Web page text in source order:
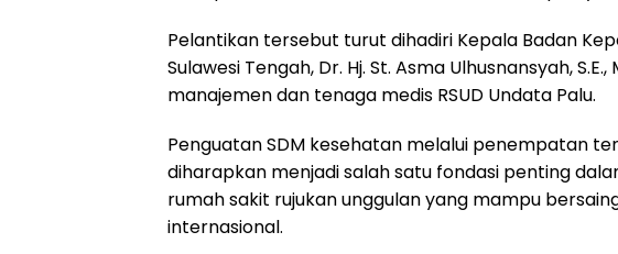
Pelantikan tersebut turut dihadiri Kepala Badan
Sulawesi Tengah, Dr. Hj. St. Asma Ulhusnansyah,
manajemen dan tenaga medis RSUD Undata Palu.
Penguatan SDM kesehatan melalui penempatan
diharapkan menjadi salah satu fondasi penting
rumah sakit rujukan unggulan yang mampu
internasional.